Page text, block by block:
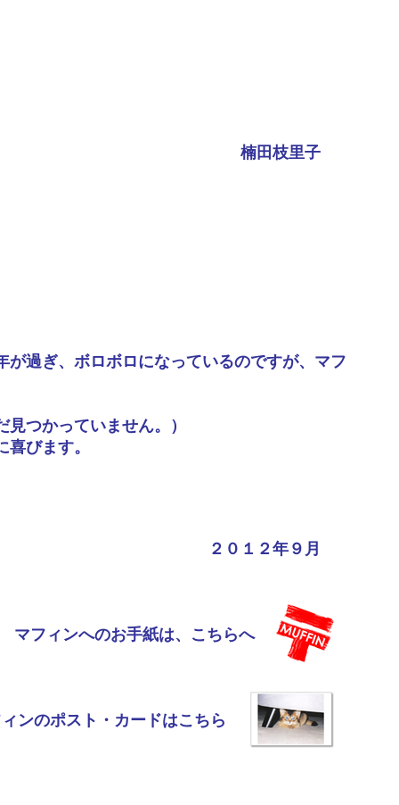
楠田枝里子
過ぎ、ボロボロになっているのですが、マフ
つかっていません。）
びます。
２０１２年９月
マフィンへのお手紙は、こちらへ
ンのポスト・カードはこちら